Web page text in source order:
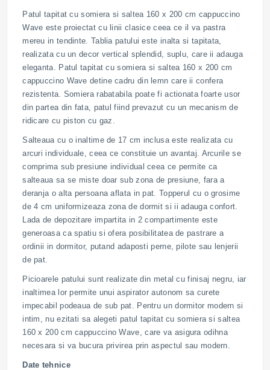
Patul tapitat cu somiera si saltea 160 x 200 cm cappuccino
Wave este proiectat cu linii clasice ceea ce il va pastra
mereu in tendinte. Tablia patului este inalta si tapitata,
realizata cu un decor vertical splendid, suplu, care ii adauga
eleganta. Patul tapitat cu somiera si saltea 160 x 200 cm
cappuccino Wave detine cadru din lemn care ii confera
rezistenta. Somiera rabatabila poate fi actionata foarte usor
din partea din fata, patul fiind prevazut cu un mecanism de
ridicare cu piston cu gaz.
Salteaua cu o inaltime de 17 cm inclusa este realizata cu
arcuri individuale, ceea ce constituie un avantaj. Arcurile se
comprima sub presiune individual ceea ce permite ca
salteaua sa se miste doar sub zona de presiune, fara a
deranja o alta persoana aflata in pat. Topperul cu o grosime
de 4 cm uniformizeaza zona de dormit si ii adauga confort.
Lada de depozitare impartita in 2 compartimente este
generoasa ca spatiu si ofera posibilitatea de pastrare a
ordinii in dormitor, putand adaposti perne, pilote sau lenjerii
de pat.
Picioarele patului sunt realizate din metal cu finisaj negru, iar
inaltimea lor permite unui aspirator autonom sa curete
impecabil podeaua de sub pat. Pentru un dormitor modern si
intim, nu ezitati sa alegeti patul tapitat cu somiera si saltea
160 x 200 cm cappuccino Wave, care va asigura odihna
necesara si va bucura privirea prin aspectul sau modern.
Date tehnice